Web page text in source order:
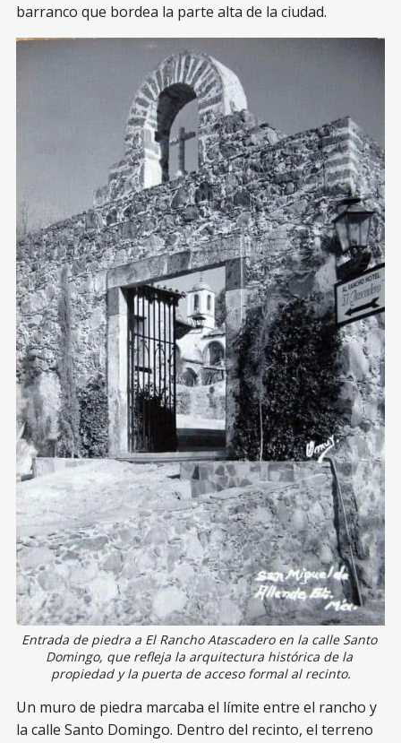
barranco que bordea la parte alta de la ciudad.
Entrada de piedra a El Rancho Atascadero en la calle Santo
Domingo, que refleja la arquitectura histórica de la
propiedad y la puerta de acceso formal al recinto.
Un muro de piedra marcaba el límite entre el rancho y
la calle Santo Domingo. Dentro del recinto, el terreno